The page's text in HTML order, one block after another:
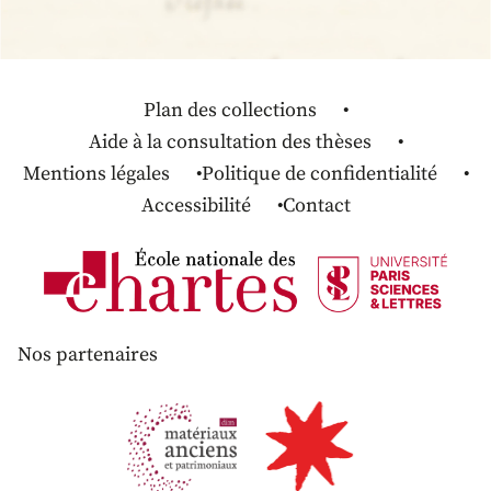
Plan des collections
Aide à la consultation des thèses
Mentions légales
Politique de confidentialité
Accessibilité
Contact
Nos partenaires